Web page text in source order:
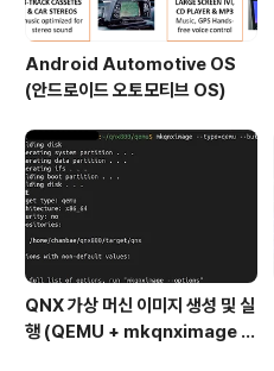
Android Automotive OS
(안드로이드 오토모티브 OS)
QNX 가상 머신 이미지 생성 및 실
행 (QEMU + mkqnximage 활